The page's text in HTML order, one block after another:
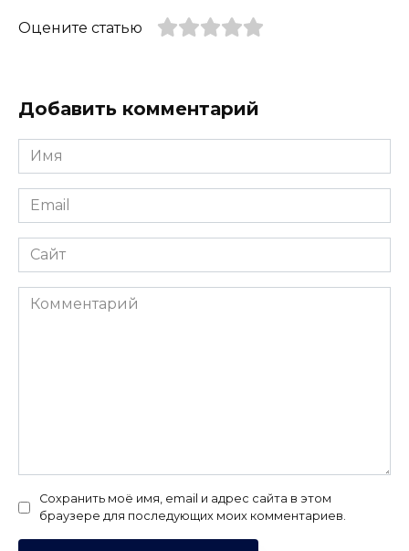
Оцените статью
Добавить комментарий
Имя
*
Email
*
Сайт
Комментарий
Сохранить моё имя, email и адрес сайта в этом
браузере для последующих моих комментариев.